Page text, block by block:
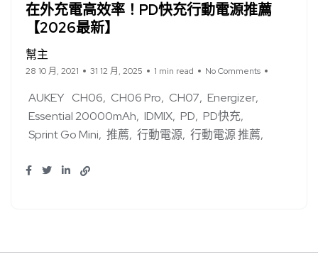
在外充電高效率！PD快充行動電源推薦
【2026最新】
幫主
28 10 月, 2021 31 12 月, 2025 1 min read No Comments
AUKEY CH06 CH06 Pro CH07 Energizer
Essential 20000mAh IDMIX PD PD快充
Sprint Go Mini 推薦 行動電源 行動電源 推薦